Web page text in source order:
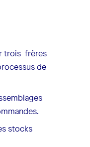
trois frères
de
stocks